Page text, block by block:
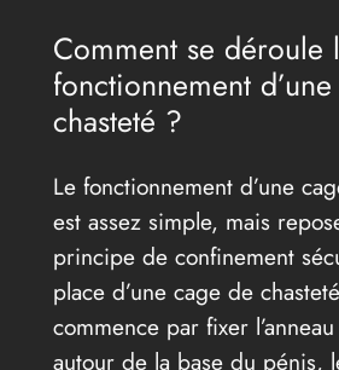
Comment se déroule
fonctionnement
chasteté ?
Le fonctionnement d’une
est assez simple, mais
principe de confinement
place d’une cage de
commence par fixer
autour de la base du pénis,